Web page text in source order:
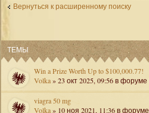
Вернуться к расширенному поиску
ТЕМЫ
Win a Prize Worth Up to $100,000.77!
Volka» 23 окт 2025, 09:56 в форуме
viagra 50 mg
Volka» 10 ноя 2021, 11:36 в форуме